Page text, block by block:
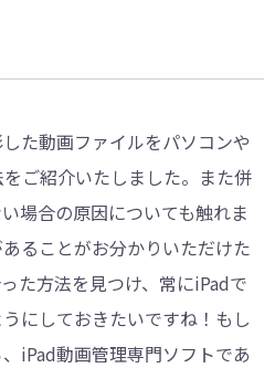
た動画ファイルをパソコンや
ご紹介いたしました。また併
場合の原因についても触れま
ることがお分かりいただけた
た方法を見つけ、常にiPadで
にしておきたいですね！もし
iPad動画管理専門ソフトであ